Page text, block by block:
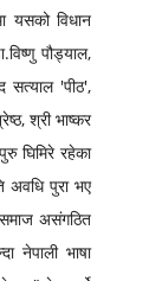
यसको विधान
पौड्याल,
सत्याल 'पीठ',
श्री भाष्कर
घिमिरे रहेका
अवधि पुरा भए
समाज असंगठित
नेपाली भाषा